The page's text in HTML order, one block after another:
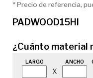
* Precio de referencia,
PADWOOD15HI
¿Cuánto material
LARGO ANCHO
X